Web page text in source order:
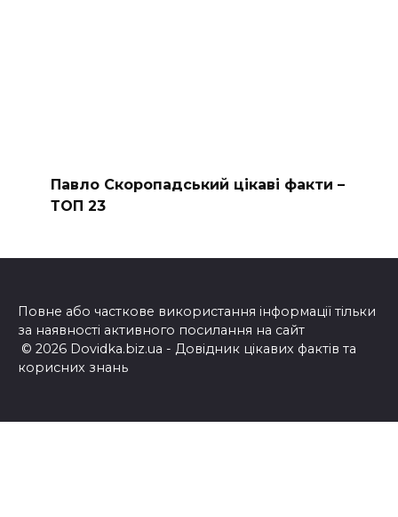
Павло Скоропадський цікаві факти –
ТОП 23
Повне або часткове використання інформації тільки
за наявності активного посилання на сайт
© 2026 Dovidka.biz.ua - Довідник цікавих фактів та
корисних знань